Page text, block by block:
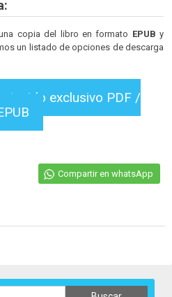
copia del libro en formato EPUB y
un listado de opciones de descarga
exclusivo PDF /
Compartir en whatsApp